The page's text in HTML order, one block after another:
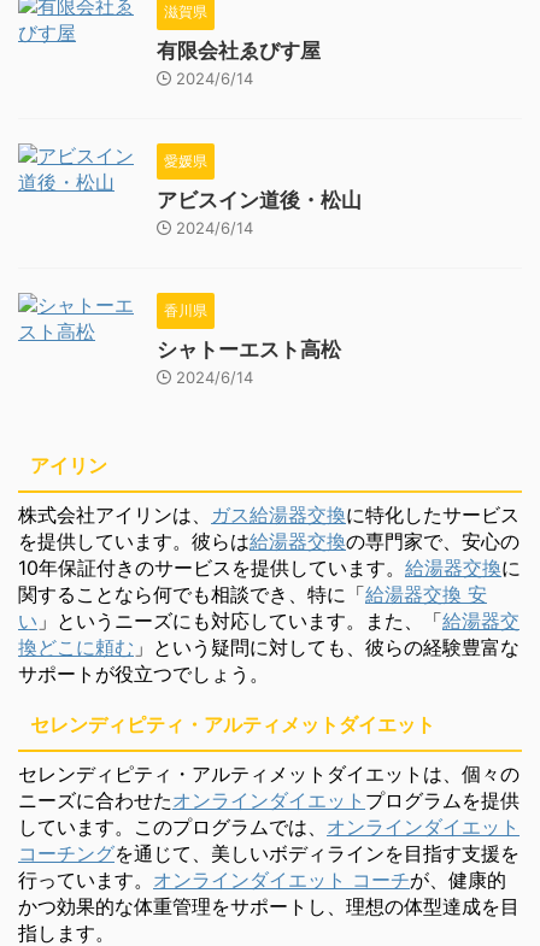
滋賀県
有限会社ゑびす屋
2024/6/14
愛媛県
アビスイン道後・松山
2024/6/14
香川県
シャトーエスト高松
2024/6/14
アイリン
株式会社アイリンは、 ガス給湯器交換に特化したサービス
を提供しています。彼らは給湯器交換の専門家で、安心の
10年保証付きのサービスを提供しています。 給湯器交換に
関することなら何でも相談でき、特に「給湯器交換 安
い 」というニーズにも対応しています。また、「給湯器交
換どこに頼む 」という疑問に対しても、彼らの経験豊富な
サポートが役立つでしょう。
セレンディピティ・アルティメットダイエット
セレンディピティ・アルティメットダイエットは、個々の
ニーズに合わせたオンラインダイエット プログラムを提供
しています。このプログラムでは、 オンラインダイエット
コーチングを通じて、美しいボディラインを目指す支援を
行っています。 オンラインダイエット コーチが、健康的
かつ効果的な体重管理をサポートし、理想の体型達成を目
指します。